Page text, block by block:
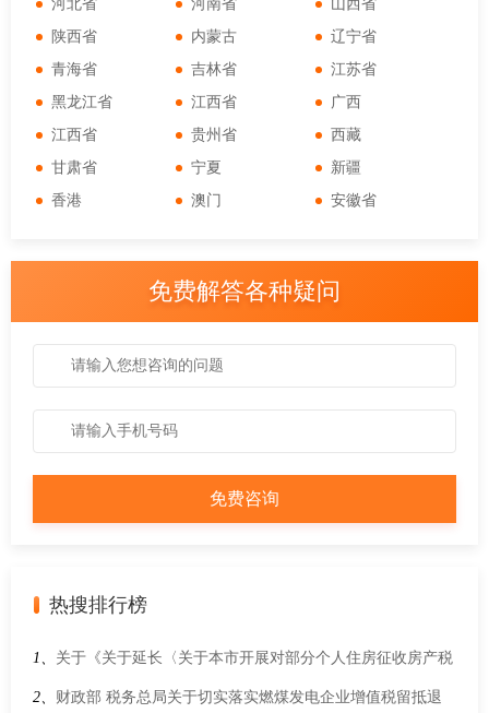
河北省 河南省
山西省
陕西省
内蒙古
辽宁省
青海省
吉林省
江苏省
黑龙江省
江西省
广西
江西省
贵州省
西藏
甘肃省
宁夏
新疆
香港
澳门 安徽省
免费解答各种疑问
热搜排行榜
1、 关于《关于延长〈关于本市开展对部分个人住房征收房产税
试点若干问题的通知〉有效期的通知》的解读材料
2、 财政部 税务总局关于切实落实燃煤发电企业增值税留抵退